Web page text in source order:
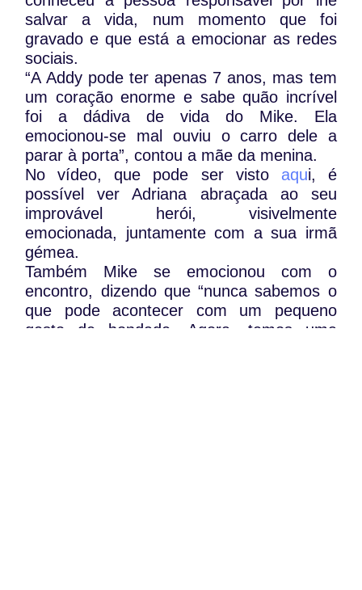
salvar a vida, num momento que foi
gravado e que está a emocionar as redes
sociais.
“A Addy pode ter apenas 7 anos, mas tem
um coração enorme e sabe quão incrível
foi a dádiva de vida do Mike. Ela
emocionou-se mal ouviu o carro dele a
parar à porta”, contou a mãe da menina.
No vídeo, que pode ser visto aqui, é
possível ver Adriana abraçada ao seu
improvável herói, visivelmente
emocionada, juntamente com a sua irmã
gémea.
Também Mike se emocionou com o
encontro, dizendo que “nunca sabemos o
que pode acontecer com um pequeno
gesto de bondade. Agora, temos uma